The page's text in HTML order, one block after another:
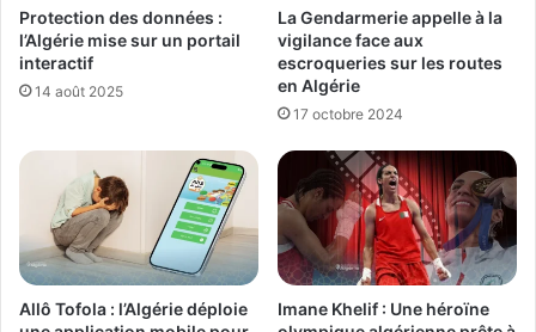
Protection des données :
l’Algérie mise sur un portail
interactif
14 août 2025
La Gendarmerie appelle à la
vigilance face aux
escroqueries sur les routes
en Algérie
17 octobre 2024
Allô Tofola : l’Algérie déploie
Imane Khelif : Une héroïne